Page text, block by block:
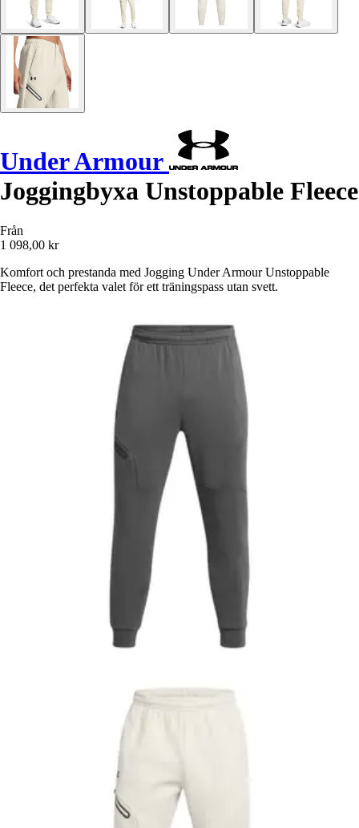
Under Armour
Joggingbyxa Unstoppable Fleece
Från
1 098,00 kr
Komfort och prestanda med Jogging Under Armour Unstoppable
Fleece, det perfekta valet för ett träningspass utan svett.